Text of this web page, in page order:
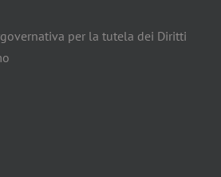
per la tutela dei Diritti